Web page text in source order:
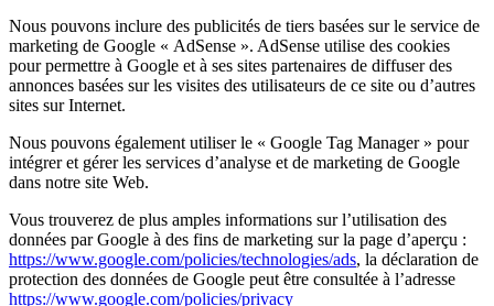
Nous pouvons inclure des publicités de tiers basées sur le service de
marketing de Google « AdSense ». AdSense utilise des cookies
pour permettre à Google et à ses sites partenaires de diffuser des
annonces basées sur les visites des utilisateurs de ce site ou d’autres
sites sur Internet.
Nous pouvons également utiliser le « Google Tag Manager » pour
intégrer et gérer les services d’analyse et de marketing de Google
dans notre site Web.
Vous trouverez de plus amples informations sur l’utilisation des
données par Google à des fins de marketing sur la page d’aperçu :
https://www.google.com/policies/technologies/ads, la déclaration de
protection des données de Google peut être consultée à l’adresse
https://www.google.com/policies/privacy